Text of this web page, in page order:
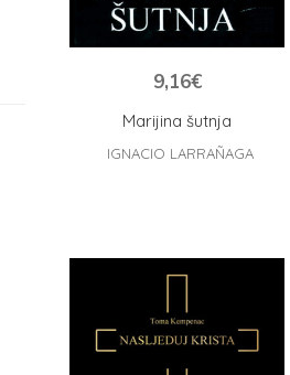
Marijina šutnja
9,16€
IGNACIO LARRAÑAGA